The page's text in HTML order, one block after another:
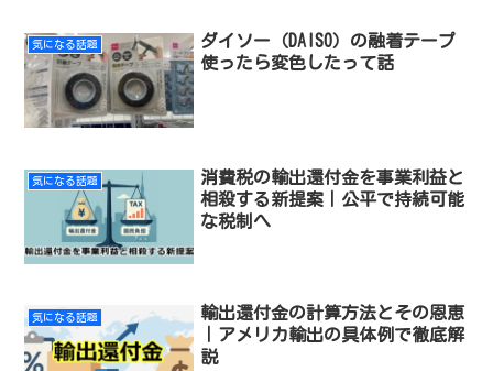
気になる話題
ダイソー（DAISO）の融着テープ
使ったら変色したって話
気になる話題
消費税の輸出還付金を事業利益と
相殺する新提案｜公平で持続可能
な税制へ
気になる話題
輸出還付金の計算方法とその恩恵
｜アメリカ輸出の具体例で徹底解
説